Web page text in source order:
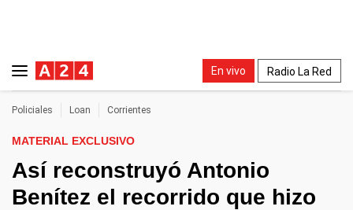
En vivo Radio La Red
Policiales Loan Corrientes
MATERIAL EXCLUSIVO
Así reconstruyó Antonio
Benítez el recorrido que hizo